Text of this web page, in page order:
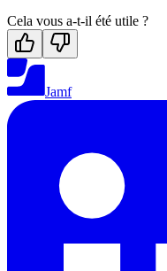
Cela vous a-t-il été utile ?
Jamf